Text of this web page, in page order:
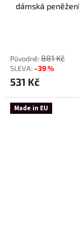
dámská
881 Kč
–39 %
531 Kč
Made in EU